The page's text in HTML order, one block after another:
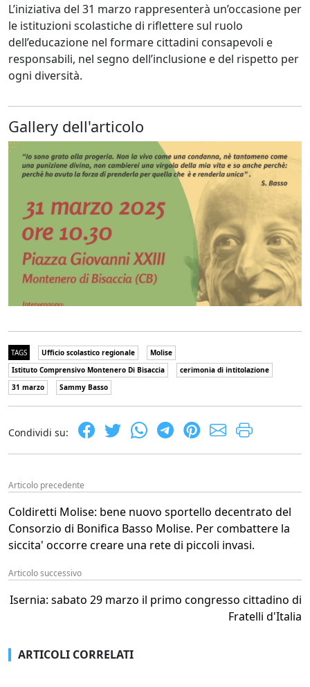
L’iniziativa del 31 marzo rappresenterà un’occasione per
le istituzioni scolastiche di riflettere sul ruolo
dell’educazione nel formare cittadini consapevoli e
responsabili, nel segno dell’inclusione e del rispetto per
ogni diversità.
Gallery dell'articolo
TAGS Ufficio scolastico regionale
Molise
Istituto Comprensivo Montenero Di Bisaccia
cerimonia di intitolazione
31 marzo
Sammy Basso
Condividi su:
Articolo precedente
Coldiretti Molise: bene nuovo sportello decentrato del
Consorzio di Bonifica Basso Molise. Per combattere la
siccita' occorre creare una rete di piccoli invasi.
Articolo successivo
Isernia: sabato 29 marzo il primo congresso cittadino di
Fratelli d'Italia
ARTICOLI CORRELATI